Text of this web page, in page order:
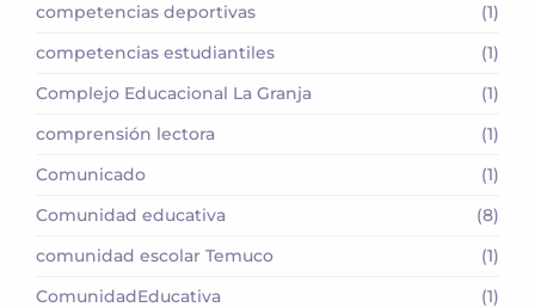
competencias deportivas
(1)
competencias estudiantiles
(1)
Complejo Educacional La Granja
(1)
comprensión lectora
(1)
Comunicado
(1)
Comunidad educativa
(8)
comunidad escolar Temuco
(1)
ComunidadEducativa
(1)